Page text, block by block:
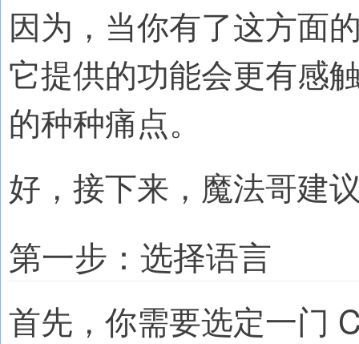
因为，当你有了这方面
它提供的功能会更有感
的种种痛点。
好，接下来，魔法哥建
第一步：选择语言
首先，你需要选定一门